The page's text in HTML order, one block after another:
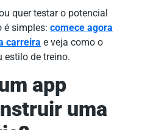
quer testar o potencial
é simples: comece agora
carreira e veja como o
estilo de treino.
app
uma